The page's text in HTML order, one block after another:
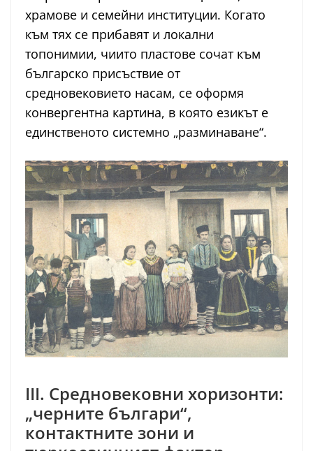
храмове и семейни институции. Когато
към тях се прибавят и локални
топонимии, чиито пластове сочат към
българско присъствие от
средновековието насам, се оформя
конвергентна картина, в която езикът е
единственото системно „разминаване“.
III. Средновековни хоризонти:
„черните българи“,
контактните зони и